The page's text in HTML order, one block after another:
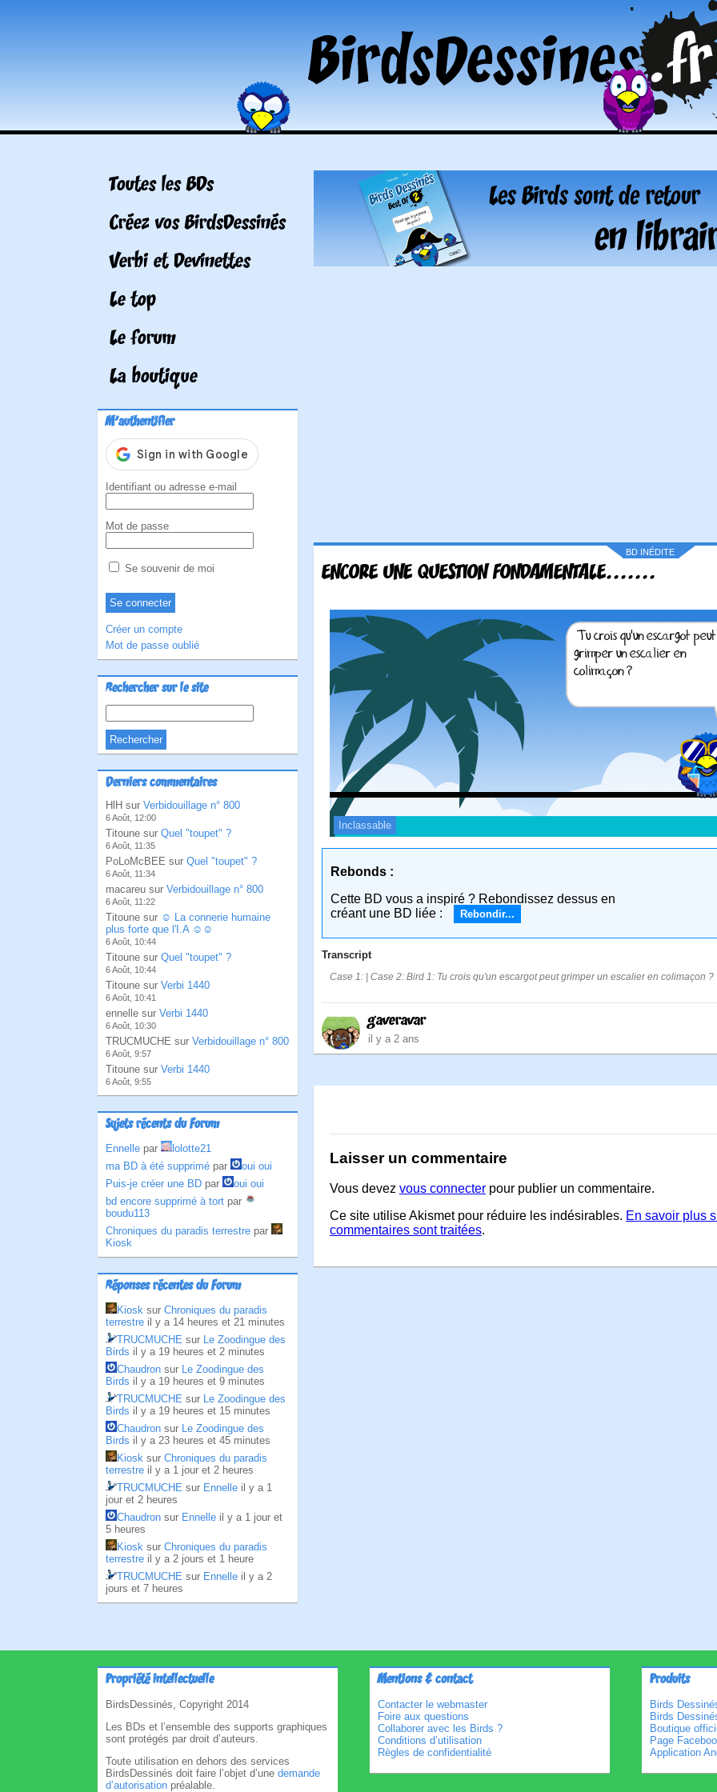
Toutes les BDs
Créez vos BirdsDessinés
Verbi et Devinettes
Le top
Le forum
La boutique
M'authentifier
Identifiant ou adresse e-mail
Mot de passe
Se souvenir de moi
Créer un compte
Mot de passe oublié
Rechercher sur le site
Derniers commentaires
HlH sur Verbidouillage n° 800
6 Août, 12:00
Titoune sur Quel "toupet" ?
6 Août, 11:35
PoLoMcBEE sur Quel "toupet" ?
6 Août, 11:34
macareu sur Verbidouillage n° 800
6 Août, 11:22
Titoune sur ☺ La connerie humaine
plus forte que l'I.A ☺☺
6 Août, 10:44
Titoune sur Quel "toupet" ?
6 Août, 10:44
Titoune sur Verbi 1440
6 Août, 10:41
ennelle sur Verbi 1440
6 Août, 10:30
TRUCMUCHE sur Verbidouillage n° 800
6 Août, 9:57
Titoune sur Verbi 1440
6 Août, 9:55
Sujets récents du Forum
Ennelle par
lolotte21
ma BD à été supprimé par
oui oui
Puis-je créer une BD par
oui oui
bd encore supprimé à tort par
boudu113
Chroniques du paradis terrestre par
Kiosk
Réponses récentes du Forum
Kiosk sur Chroniques du paradis
terrestre il y a 14 heures et 21 minutes
TRUCMUCHE sur Le Zoodingue des
Birds il y a 19 heures et 2 minutes
Chaudron sur Le Zoodingue des
Birds il y a 19 heures et 9 minutes
TRUCMUCHE sur Le Zoodingue des
Birds il y a 19 heures et 15 minutes
Chaudron sur Le Zoodingue des
Birds il y a 23 heures et 45 minutes
Kiosk sur Chroniques du paradis
terrestre il y a 1 jour et 2 heures
TRUCMUCHE sur Ennelle il y a 1
jour et 2 heures
Chaudron sur Ennelle il y a 1 jour et
5 heures
Kiosk sur Chroniques du paradis
terrestre il y a 2 jours et 1 heure
TRUCMUCHE sur Ennelle il y a 2
jours et 7 heures
BD INÉDITE
ENCORE UNE QUESTION FONDAMENTALE.......
Inclassable
Rebonds :
Cette BD vous a inspiré ? Rebondissez dessus en
créant une BD liée :
Rebondir...
Transcript
Case 1: | Case 2: Bird 1: Tu crois qu'un escargot peut grimper un escalier en colimaçon ?
gaveravar
il y a 2 ans
Laisser un commentaire
Vous devez vous connecter pour publier un commentaire.
Ce site utilise Akismet pour réduire les indésirables. En savoir plus
commentaires sont traitées.
Propriété intellectuelle
BirdsDessinés, Copyright 2014
Les BDs et l’ensemble des supports graphiques
sont protégés par droit d’auteurs.
Toute utilisation en dehors des services
BirdsDessinés doit faire l’objet d’une demande
d’autorisation préalable.
Mentions & contact
Contacter le webmaster
Foire aux questions
Collaborer avec les Birds ?
Conditions d’utilisation
Règles de confidentialité
Produits
Birds
Birds
Boutique
Page
Application